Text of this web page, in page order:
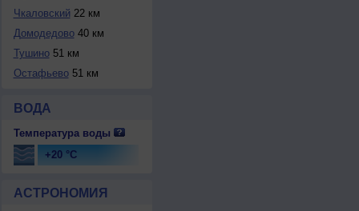
Чкаловский 22 км
Домодедово40 км
Тушино51 км
Остафьево51 км
ВОДА
Температура воды
+20 °C
АСТРОНОМИЯ